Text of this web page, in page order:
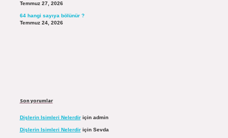
Temmuz 27, 2026
64 hangi sayıya bölünür ?
Temmuz 24, 2026
Son yorumlar
Dişlerin Isimleri Nelerdiriçin admin
Dişlerin Isimleri Nelerdiriçin Sevda